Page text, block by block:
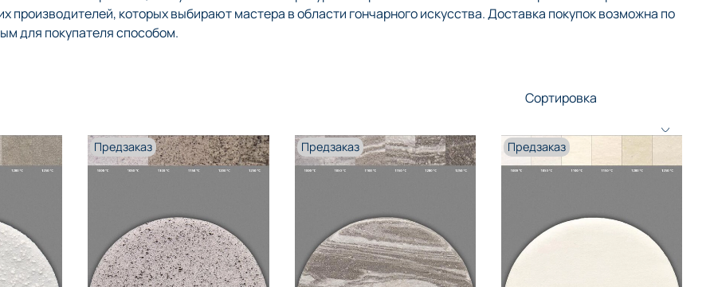
которых выбирают мастера в области гончарного искусства. Доставка покупок возможна по
для покупателя способом.
Предзаказ Предзаказ Предзаказ